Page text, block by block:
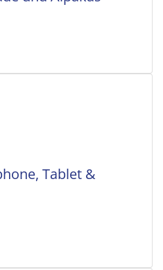
Tablet &